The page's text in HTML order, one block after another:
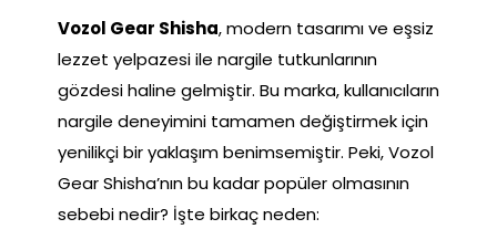
Vozol Gear Shisha, modern tasarımı ve eşsiz
lezzet yelpazesi ile nargile tutkunlarının
gözdesi haline gelmiştir. Bu marka, kullanıcıların
nargile deneyimini tamamen değiştirmek için
yenilikçi bir yaklaşım benimsemiştir. Peki, Vozol
Gear Shisha’nın bu kadar popüler olmasının
sebebi nedir? İşte birkaç neden: